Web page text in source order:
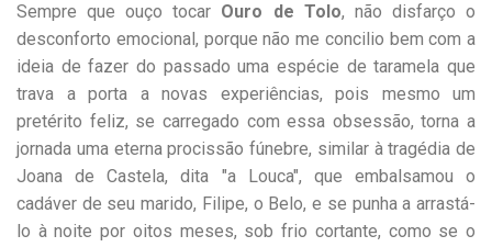
Sempre que ouço tocar Ouro de Tolo, não disfarço o
desconforto emocional, porque não me concilio bem com a
ideia de fazer do passado uma espécie de taramela que
trava a porta a novas experiências, pois mesmo um
pretérito feliz, se carregado com essa obsessão, torna a
jornada uma eterna procissão fúnebre, similar à tragédia de
Joana de Castela, dita "a Louca", que embalsamou o
cadáver de seu marido, Filipe, o Belo, e se punha a arrastá-
lo à noite por oitos meses, sob frio cortante, como se o